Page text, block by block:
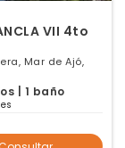
VII 4to
Mar de Ajó,
| 1 baño